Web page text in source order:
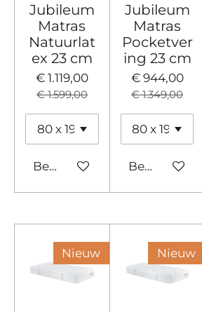
Jubileum
Matras
Natuurlat
ex 23 cm
€ 1.119,00
€ 1.599,00
Bekijk details
Jubileum
Matras
Pocketver
ing 23 cm
€ 944,00
€ 1.349,00
Bekijk details
Nieuw Nieuw